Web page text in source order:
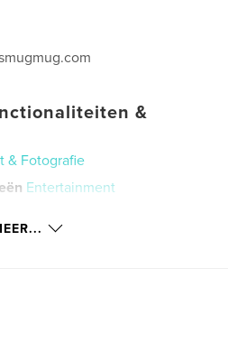
&
& Fotografie
Entertainment